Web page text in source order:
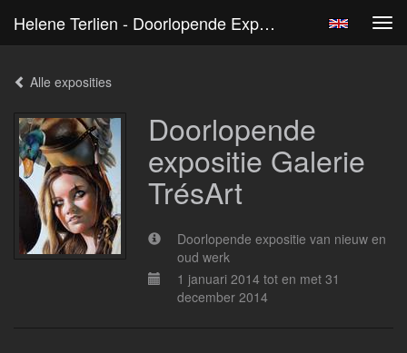
Helene Terlien - Doorlopende Expositie Galerie TrésArt
Alle exposities
Doorlopende
expositie Galerie
TrésArt
Doorlopende expositie van nieuw en
oud werk
1 januari 2014 tot en met 31
december 2014